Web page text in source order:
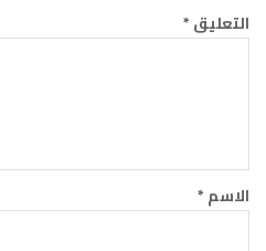
التعليق*
الاسم*